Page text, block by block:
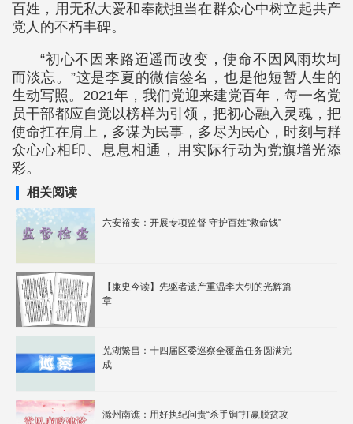
百姓，用无私大爱和奉献担当在群众心中树立起共产
党人的不朽丰碑。
“初心不因来路迢遥而改变，使命不因风雨坎坷
而淡忘。”这是李夏的微信签名，也是他短暂人生的
生动写照。2021年，我们党迎来建党百年，每一名党
员干部都应自觉以榜样为引领，把初心融入灵魂，把
使命扛在肩上，多谋为民事，多尽为民心，时刻与群
众心心相印、息息相通，用实际行动为党旗增光添
彩。
相关阅读
六安裕安：开展专项监督 守护百姓“救命钱”
【廉史今读】先驱者遗产重温李大钊的光辉篇
章
芜湖繁昌：十四届区委巡察全覆盖任务圆满完
成
滁州南谯：用好执纪问责“杀手锏”打赢脱贫攻